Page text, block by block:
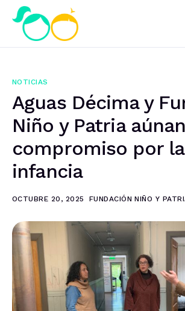
Nosotros
Noticias
¿Quieres ayudar?
NOTICIAS
Aguas Décima y
Niño y Patria aúnan
compromiso por la
infancia
OCTUBRE 20, 2025 FUNDACIÓN NIÑO Y